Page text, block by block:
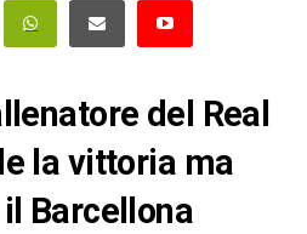
del Real
la vittoria ma
Barcellona